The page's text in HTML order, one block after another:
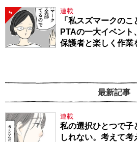
5 連載
「私スズマークのこ
PTAの一大イベント
保護者と楽しく作
最新記事
連載
私の選択ひとつで子
しれない。考えて